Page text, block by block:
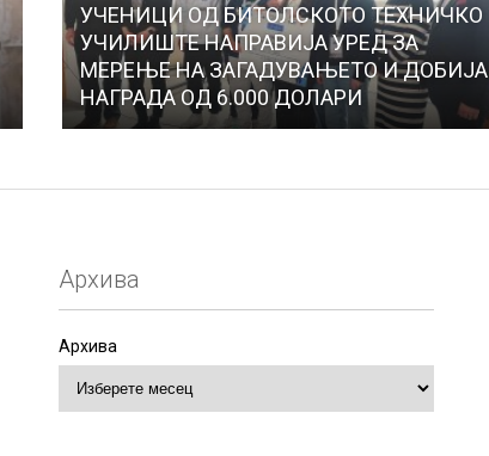
УЧЕНИЦИ ОД БИТОЛСКОТО ТЕХНИЧКО
УЧИЛИШТЕ НАПРАВИЈА УРЕД ЗА
МЕРЕЊЕ НА ЗАГАДУВАЊЕТО И ДОБИЈА
НАГРАДА ОД 6.000 ДОЛАРИ
Архива
Архива